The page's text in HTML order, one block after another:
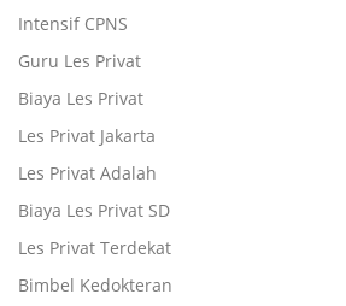
Intensif CPNS
Guru Les Privat
Biaya Les Privat
Les Privat Jakarta
Les Privat Adalah
Biaya Les Privat SD
Les Privat Terdekat
Bimbel Kedokteran